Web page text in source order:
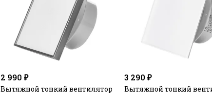
2 990 ₽
Вытяжной тонкий вентилятор
3 290 ₽
Вытяжной тонкий